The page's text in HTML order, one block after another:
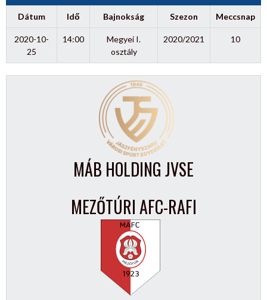
Dátum Idő Bajnokság Szezon Meccsnap
2020-10-
25
14:00
Megyei I.
osztály
2020/2021 10
MÁB HOLDING JVSE
MEZŐTÚRI AFC-RAFI